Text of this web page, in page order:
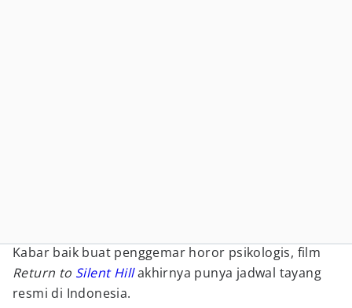
Kabar baik buat penggemar horor psikologis, film
Return to Silent Hillakhirnya punya jadwal tayang
resmi di Indonesia.